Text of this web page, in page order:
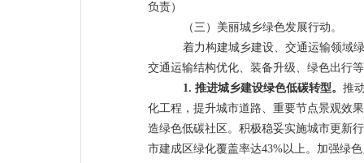
负责）
（三）美丽城乡绿色发展行动。
着力构建城乡建设、交通运输领域
交通运输结构优化、装备升级、绿色出行
1. 推进城乡建设绿色低碳转型。 推
化工程，提升城市道路、重要节点景观效
造绿色低碳社区。积极稳妥实施城市更新
市建成区绿化覆盖率达43%以上。加强绿